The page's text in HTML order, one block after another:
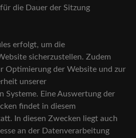
die Dauer der Sitzung
erfolgt, um die
sicherzustellen. Zudem
Optimierung der Website und zur
unserer
Systeme. Eine Auswertung der
findet in diesem
In diesen Zwecken liegt auch
an der Datenverarbeitung